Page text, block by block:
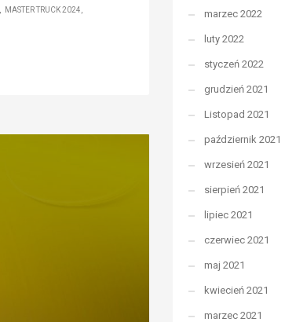
MASTER TRUCK 2024
marzec 2022
luty 2022
styczeń 2022
grudzień 2021
Listopad 2021
październik 2021
wrzesień 2021
sierpień 2021
lipiec 2021
czerwiec 2021
maj 2021
kwiecień 2021
marzec 2021